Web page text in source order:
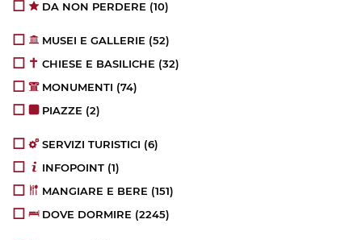
DA NON PERDERE (10)
MUSEI E GALLERIE (52)
CHIESE E BASILICHE (32)
MONUMENTI (74)
PIAZZE (2)
SERVIZI TURISTICI (6)
INFOPOINT (1)
MANGIARE E BERE (151)
DOVE DORMIRE (2245)